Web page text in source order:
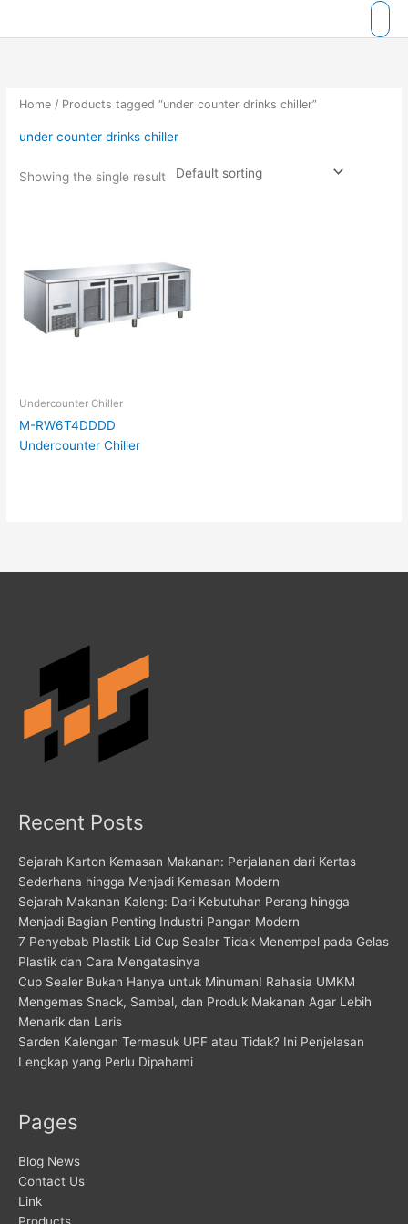
Home / Products tagged “under counter drinks chiller”
under counter drinks chiller
Showing the single result
Undercounter Chiller
M-RW6T4DDDD
Undercounter Chiller
Recent Posts
Sejarah Karton Kemasan Makanan: Perjalanan dari Kertas
Sederhana hingga Menjadi Kemasan Modern
Sejarah Makanan Kaleng: Dari Kebutuhan Perang hingga
Menjadi Bagian Penting Industri Pangan Modern
7 Penyebab Plastik Lid Cup Sealer Tidak Menempel pada Gelas
Plastik dan Cara Mengatasinya
Cup Sealer Bukan Hanya untuk Minuman! Rahasia UMKM
Mengemas Snack, Sambal, dan Produk Makanan Agar Lebih
Menarik dan Laris
Sarden Kalengan Termasuk UPF atau Tidak? Ini Penjelasan
Lengkap yang Perlu Dipahami
Pages
Blog News
Contact Us
Link
Products